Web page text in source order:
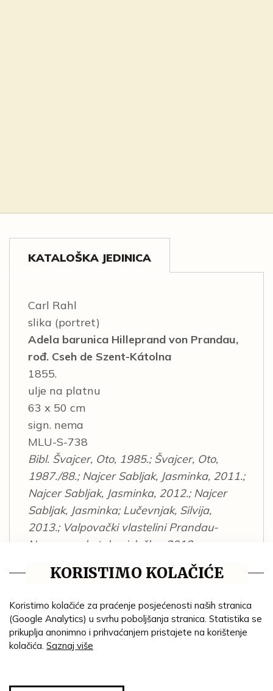
KATALOŠKA JEDINICA
Carl Rahl
slika (portret)
Adela barunica Hilleprand von Prandau,
rođ. Cseh de Szent-Kátolna
1855.
ulje na platnu
63 x 50 cm
sign. nema
MLU-S-738
Bibl. Švajcer, Oto, 1985.; Švajcer, Oto,
1987./88.; Najcer Sabljak, Jasminka, 2011.;
Najcer Sabljak, Jasminka, 2012.; Najcer
Sabljak, Jasminka; Lučevnjak, Silvija,
2013.; Valpovački vlastelini Prandau-
Normann : katalog izložbe, 2018.
AUTOR/STVARATELJ:
Rahl, Carl
1855. g.
KORISTIMO KOLAČIĆE
Koristimo kolačiće za praćenje posjećenosti naših stranica
(Google Analytics) u svrhu poboljšanja stranica. Statistika se
prikuplja anonimno i prihvaćanjem pristajete na korištenje
kolačića. Saznaj više